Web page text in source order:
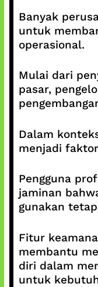
Banyak
untuk
operasional.
Mulai dari
pasar,
Dalam
menjadi
Pengguna
jaminan
gunakan
Fitur
membantu
diri dalam
untuk